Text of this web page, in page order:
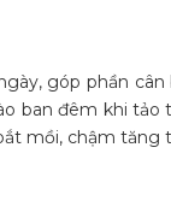
góp phần
ban đêm khi tảo
mồi, chậm tăng